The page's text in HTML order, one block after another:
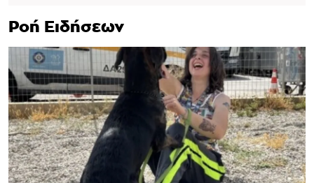
Ροή Ειδήσεων